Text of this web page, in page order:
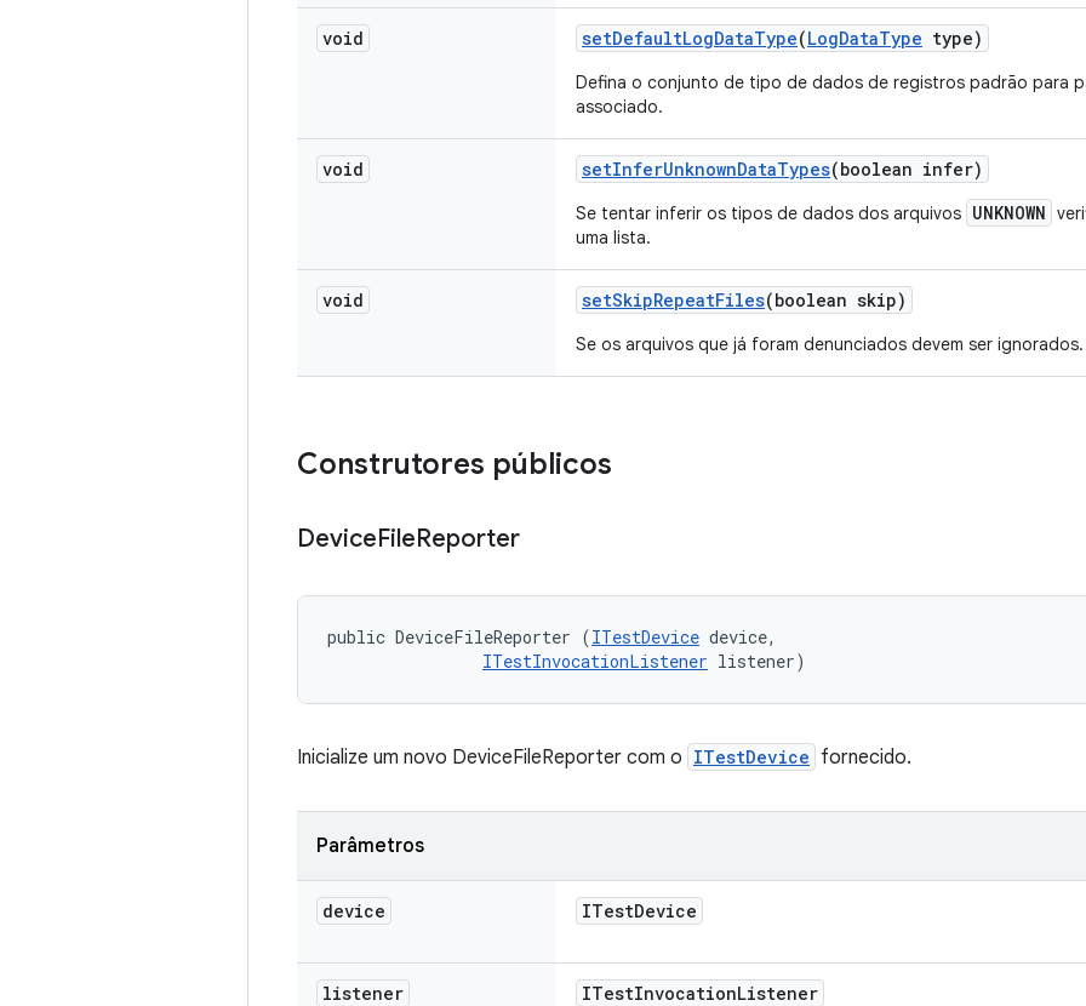
void setDefaultLogDataType(LogDataType type)
Defina o conjunto de tipo de dados de registros padrão para
associado.
void setInferUnknownDataTypes(boolean infer)
Se tentar inferir os tipos de dados dos arquivos UNKNOWN
uma lista.
void setSkipRepeatFiles(boolean skip)
Se os arquivos que já foram denunciados devem ser ignorados.
Construtores públicos
DeviceFileReporter
public DeviceFileReporter (ITestDevice device,
ITestInvocationListener listener)
Inicialize um novo DeviceFileReporter com o ITestDevice fornecido.
Parâmetros
device ITestDevice
listener ITestInvocationListener